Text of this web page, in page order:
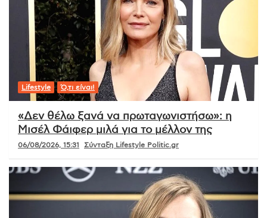
Lifestyle Ό,τι είναι!
«Δεν θέλω ξανά να πρωταγωνιστήσω»: η
Μισέλ Φάιφερ μιλά για το μέλλον της
06/08/2026, 15:31 Σύνταξη Lifestyle Politic.gr